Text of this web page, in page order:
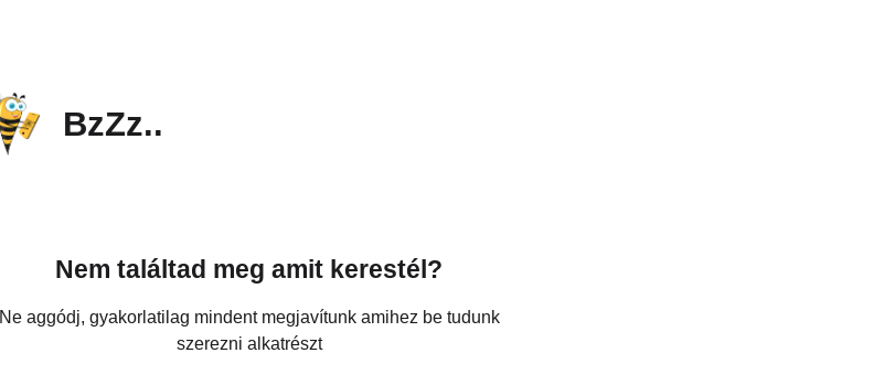
BzZz..
Nem találtad meg amit kerestél?
Ne aggódj, gyakorlatilag mindent megjavítunk amihez be tudunk
szerezni alkatrészt